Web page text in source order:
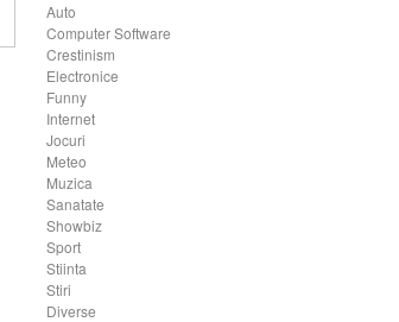
Auto
Computer Software
Crestinism
Electronice
Funny
Internet
Jocuri
Meteo
Muzica
Sanatate
Showbiz
Sport
Stiinta
Stiri
Diverse